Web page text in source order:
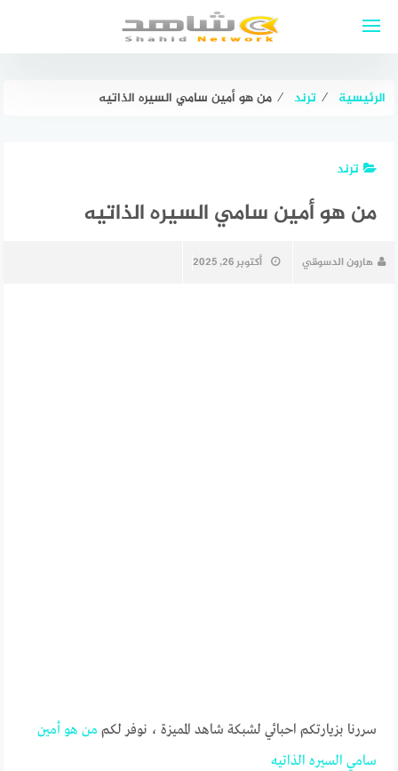
الرئيسية ⁄ ترند ⁄ من هو أمين سامي السيره الذاتيه
ترند
من هو أمين سامي السيره الذاتيه
هارون الدسوقي أكتوبر 26, 2025
سررنا بزيارتكم احبائي لشبكة شاهد المميزة ، نوفر لكم من هو أمين
سامي السيره الذاتيه